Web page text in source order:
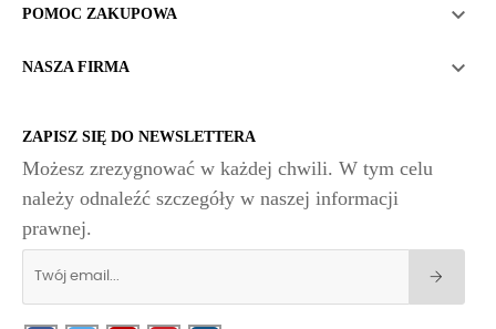
POMOC ZAKUPOWA 
NASZA FIRMA 
ZAPISZ SIĘ DO NEWSLETTERA
Możesz zrezygnować w każdej chwili. W tym celu
należy odnaleźć szczegóły w naszej informacji
prawnej.